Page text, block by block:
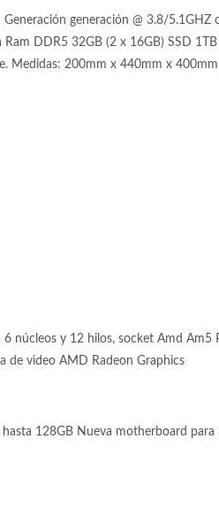
generación @ 3.8/
DDR5 32GB (2 x 16GB) SSD
Medidas: 200mm x 440mm x
núcleos y 12 hilos, socket Amd
de video AMD Radeon Graphics
128GB Nueva motherboard